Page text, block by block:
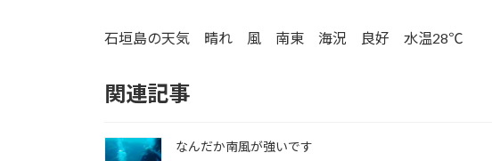
石垣島の天気 晴れ 風 南東 海況 良好 水温28℃
関連記事
なんだか南風が強いです